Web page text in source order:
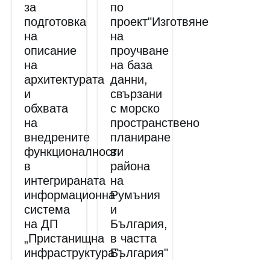
за
подготовка
на
описание
на
архитектурата
и
обхвата
на
внедрените
функционалности
в
интегрираната
информационна
система
на ДП
„Пристанищна
инфраструктура",
по
проект"Изготвяне
на
проучване
на база
данни,
свързани
с морско
пространствено
планиране
в
района
на
Румъния
и
България,
в частта
България"